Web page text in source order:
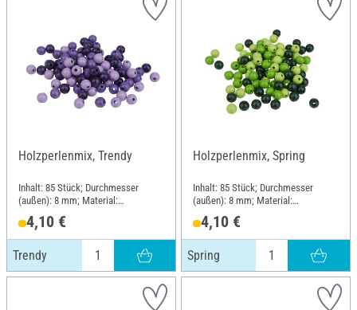
Holzperlenmix, Trendy
Inhalt: 85 Stück; Durchmesser
(außen): 8 mm; Material:
Buchenholz
4,10 €
Trendy
Holzperlenmix, Spring
Inhalt: 85 Stück; Durchmesser
(außen): 8 mm; Material:
Buchenholz
4,10 €
Spring